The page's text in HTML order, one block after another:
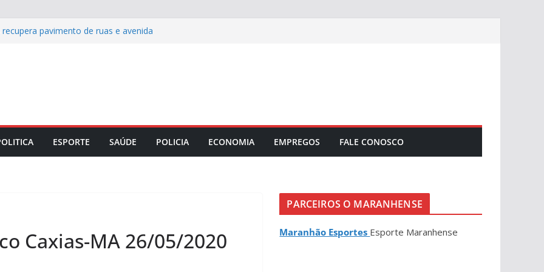
pavimento de ruas e avenida
em 2026
cinco destinos para viver o off-road
entre Coritiba e Chapecoense pelo
ESPORTE SAÚDE POLICIA ECONOMIA EMPREGOS FALE CONOSCO
Caxias-MA 26/05/2020
PARCEIROS O MARANHENSE
Maranhão Esportes Esporte Maranhense